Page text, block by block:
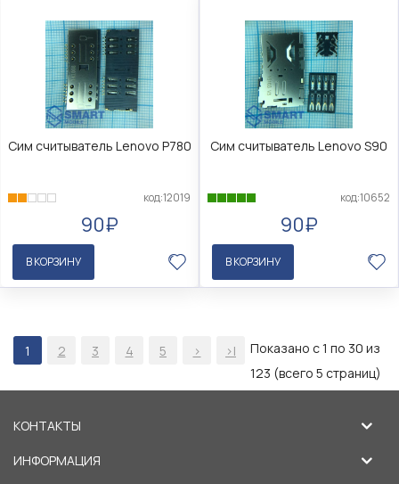
Сим считыватель Lenovo P780
код:12019
90₽
В КОРЗИНУ
Сим считыватель Lenovo S90
код:10652
90₽
В КОРЗИНУ
1 2 3 4 5 > >|
Показано с 1 по 30 из
123 (всего 5 страниц)
КОНТАКТЫ
ИНФОРМАЦИЯ